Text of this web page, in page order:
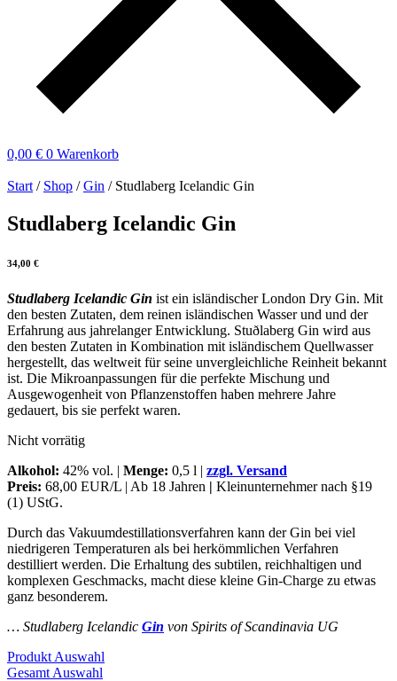
0,00 € 0 Warenkorb
Start / Shop /Gin / Studlaberg Icelandic Gin
Studlaberg Icelandic Gin
34,00 €
Studlaberg Icelandic Gin ist ein isländischer London Dry Gin. Mit
den besten Zutaten, dem reinen isländischen Wasser und und der
Erfahrung aus jahrelanger Entwicklung. Stuðlaberg Gin wird aus
den besten Zutaten in Kombination mit isländischem Quellwasser
hergestellt, das weltweit für seine unvergleichliche Reinheit bekannt
ist. Die Mikroanpassungen für die perfekte Mischung und
Ausgewogenheit von Pflanzenstoffen haben mehrere Jahre
gedauert, bis sie perfekt waren.
Nicht vorrätig
Alkohol: 42% vol. | Menge: 0,5 l | zzgl. Versand
Preis: 68,00 EUR/L | Ab 18 Jahren | Kleinunternehmer nach §19
(1) UStG.
Durch das Vakuumdestillationsverfahren kann der Gin bei viel
niedrigeren Temperaturen als bei herkömmlichen Verfahren
destilliert werden. Die Erhaltung des subtilen, reichhaltigen und
komplexen Geschmacks, macht diese kleine Gin-Charge zu etwas
ganz besonderem.
… Studlaberg Icelandic Gin von Spirits of Scandinavia UG
Produkt Auswahl
Gesamt Auswahl